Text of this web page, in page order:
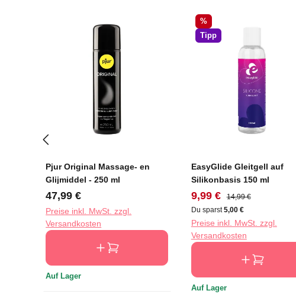
Pjur Original Massage- en
Glijmiddel - 250 ml
Regulärer Preis:
47,99 €
Preise inkl. MwSt. zzgl.
Versandkosten
Auf Lager
Rabatt
%
Tipp
EasyGlide Gleitgell auf
Silikonbasis 150 ml
Verkaufspreis:
9,99 € Regulärer Preis:
14,99 €
Du sparst5,00 €
Preise inkl. MwSt. zzgl.
Versandkosten
Auf Lager